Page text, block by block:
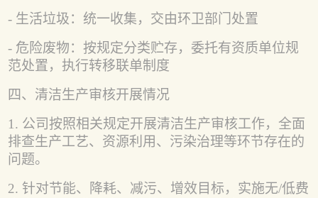
- 生活垃圾：统一收集，交由环卫部门处置
- 危险废物：按规定分类贮存，委托有资质单位规
范处置，执行转移联单制度
四、清洁生产审核开展情况
1. 公司按照相关规定开展清洁生产审核工作，全面
排查生产工艺、资源利用、污染治理等环节存在的
问题。
2. 针对节能、降耗、减污、增效目标，实施无/低费